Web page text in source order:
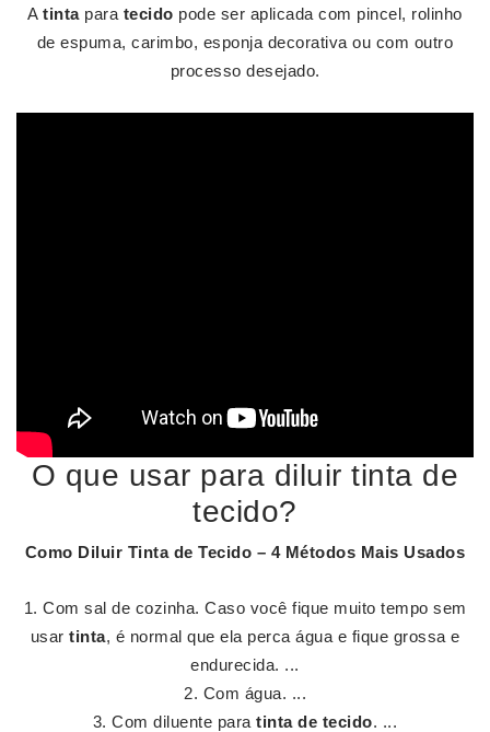
Atintapara tecido pode ser aplicada com pincel, rolinho
de espuma, carimbo, esponja decorativa ou com outro
processo desejado.
O que usar para diluir tinta de
tecido?
Como Diluir Tinta de Tecido – 4 Métodos Mais Usados
Com sal de cozinha. Caso você fique muito tempo sem
usar tinta, é normal que ela perca água e fique grossa e
endurecida. ...
Com água. ...
Com diluente paratinta de tecido. ...